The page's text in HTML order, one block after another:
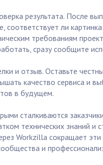
результата. После
соответствует ли
требованиям
сразу сообщите
и отзыв. Оставьте
качество сервиса и
в будущем.
сталкиваются
технических знаний и
Workzilla сокращает эти
и